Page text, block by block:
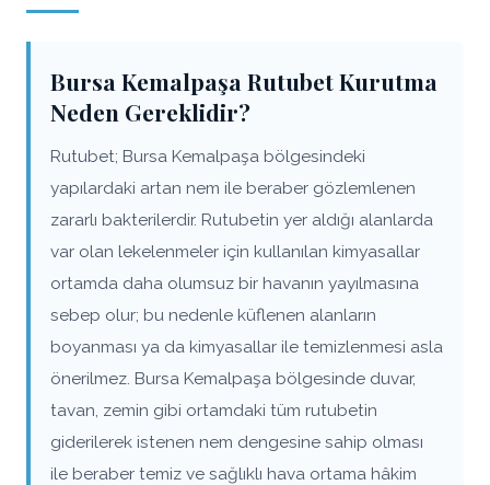
Bursa Kemalpaşa Rutubet Kurutma
Neden Gereklidir?
Rutubet; Bursa Kemalpaşa bölgesindeki
yapılardaki artan nem ile beraber gözlemlenen
zararlı bakterilerdir. Rutubetin yer aldığı alanlarda
var olan lekelenmeler için kullanılan kimyasallar
ortamda daha olumsuz bir havanın yayılmasına
sebep olur; bu nedenle küflenen alanların
boyanması ya da kimyasallar ile temizlenmesi asla
önerilmez. Bursa Kemalpaşa bölgesinde duvar,
tavan, zemin gibi ortamdaki tüm rutubetin
giderilerek istenen nem dengesine sahip olması
ile beraber temiz ve sağlıklı hava ortama hâkim